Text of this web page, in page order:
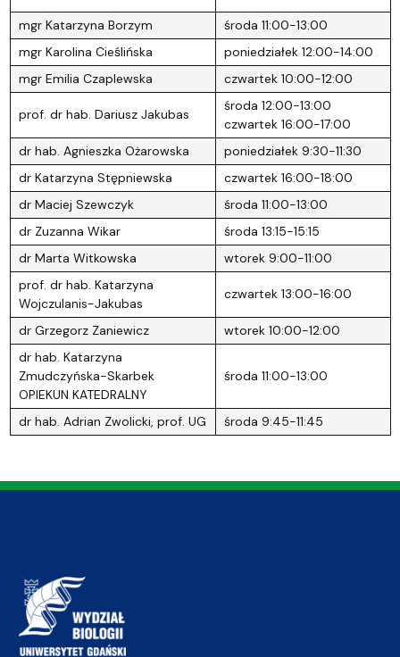
mgr Katarzyna Borzym
środa 11:00-13:00
mgr Karolina Cieślińska
poniedziałek 12:00-14:00
mgr Emilia Czaplewska
czwartek 10:00-12:00
prof. dr hab. Dariusz Jakubas
środa 12:00-13:00
czwartek 16:00-17:00
dr hab. Agnieszka Ożarowska
poniedziałek 9:30-11:30
dr Katarzyna Stępniewska
czwartek 16:00-18:00
dr Maciej Szewczyk
środa 11:00-13:00
dr Zuzanna Wikar
środa 13:15-15:15
dr Marta Witkowska
wtorek 9:00-11:00
prof. dr hab. Katarzyna
Wojczulanis-Jakubas
czwartek 13:00-16:00
dr Grzegorz Zaniewicz
wtorek 10:00-12:00
dr hab. Katarzyna
Zmudczyńska-Skarbek
OPIEKUN KATEDRALNY
środa 11:00-13:00
dr hab. Adrian Zwolicki, prof. UG środa 9:45-11:45